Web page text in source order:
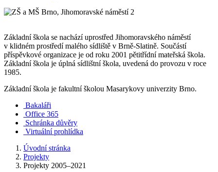
Základní škola se nachází uprostřed Jihomoravského náměstí
v klidném prostředí malého sídliště v Brně-Slatině. Součástí
příspěvkové organizace je od roku 2001 pětitřídní mateřská škola.
Základní škola je úplná sídlištní škola, uvedená do provozu v roce
1985.
Základní škola je fakultní školou Masarykovy univerzity Brno.
Bakaláři
Office 365
Schránka důvěry
Virtuální prohlídka
Úvodní stránka
Projekty
Projekty 2005–2021